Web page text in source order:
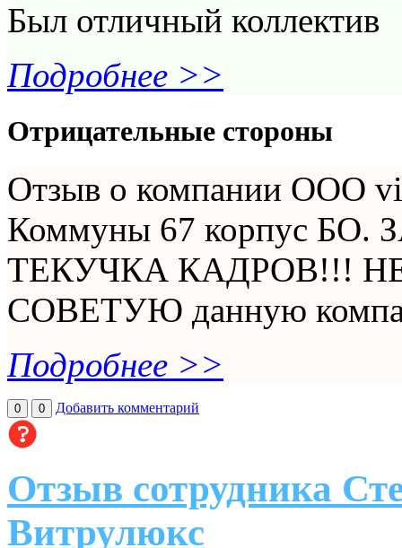
Был отличный коллектив
Подробнее >>
Отрицательные стороны
Отзыв о компании ООО
Коммуны 67 корпус
ТЕКУЧКА КАДРОВ!!!
СОВЕТУЮ данную
Подробнее >>
0 0 Добавить комментарий
Отзыв сотрудника
Витрулюкс